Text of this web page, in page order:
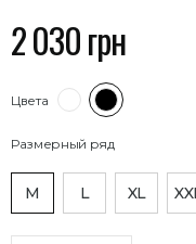
2 030 грн
Цвета
Размерный ряд
M L XL